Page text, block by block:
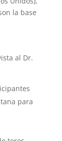
la base
al Dr.
para